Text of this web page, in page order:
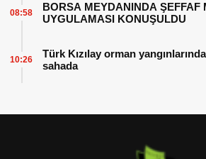
BORSA MEYDANINDA ŞEFFAF
UYGULAMASI KONUŞULDU
08:58
Türk Kızılay orman
sahada
10:26